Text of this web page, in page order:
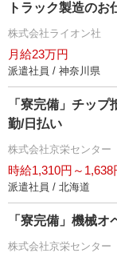
トラック製造の
株式会社ライオン社
月給23万円
派遣社員 / 神奈川県
「寮完備」チッ
勤/日払い
株式会社京栄センター
時給1,310円～1,638
派遣社員 / 北海道
「寮完備」機械
株式会社京栄センター